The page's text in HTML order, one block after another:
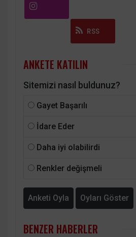
RSS
ANKETE KATILIN
Sitemizi nasıl buldunuz?
Gayet Başarılı
İdare Eder
Daha iyi olabilirdi
Renkler değişmeli
Anketi Oyla Oyları Göster
BENZER HABERLER